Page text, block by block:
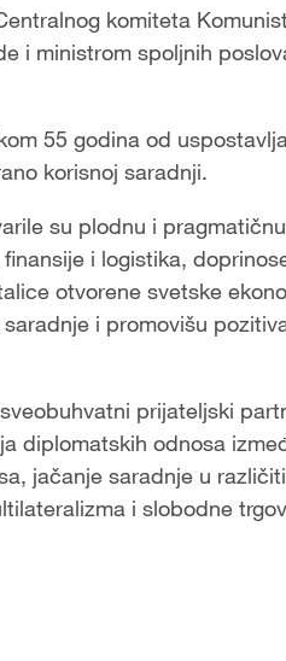
komiteta
i ministrom spoljnih
55 godina od
korisnoj saradnji.
su plodnu i
i logistika,
otvorene svetske
i promovišu
prijateljski
diplomatskih odnosa
jačanje saradnje u
i slobodne